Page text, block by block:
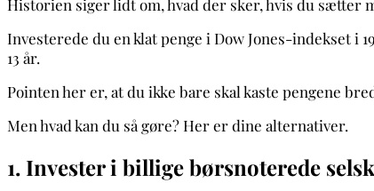
Historien siger lidt om, hvad der sker, hvis du sætter
Investerede du en klat penge i Dow Jones-indekset i
13 år.
Pointen her er, at du ikke bare skal kaste pengene
Men hvad kan du så gøre? Her er dine alternativer.
1. Invester i billige børsnoterede